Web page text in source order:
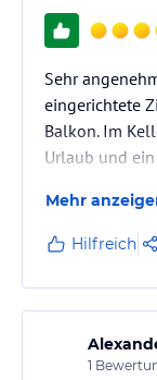
Sehr
eingerichtete
Balkon. Im
Urlaub und
doch mal
Die Nähe zum
Tiefgarage)
Der nächste
Mehr
Hilfreich
1